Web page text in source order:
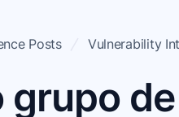
Posts Vulnerability
grupo de